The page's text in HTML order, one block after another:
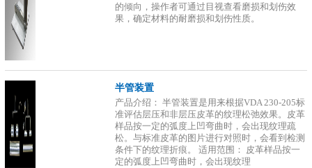
的倾向，操作者可通过目视查看磨损和划伤效
果，确定材料的耐磨损和划伤性质。
半管装置
产品介绍： 半管装置是用来根据VDA 230-205标
准评估层压和非层压皮革的纹理松弛效果。皮革
样品按一定的弧度上凹弯曲时，会出现纹理疏
松。与标准皮革的图片进行对照时，会看到检测
条件下的纹理折痕。 适用范围： 皮革样品按一
定的弧度上凹弯曲时，会出现纹理